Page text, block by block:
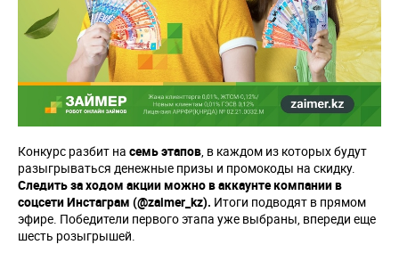
Конкурс разбит на семь этапов, в каждом из которых будут
разыгрываться денежные призы и промокоды на скидку.
Следить за ходом акции можно в аккаунте компании в
соцсети Инстаграм (@zaimer_kz). Итоги подводят в прямом
эфире. Победители первого этапа уже выбраны, впереди еще
шесть розыгрышей.